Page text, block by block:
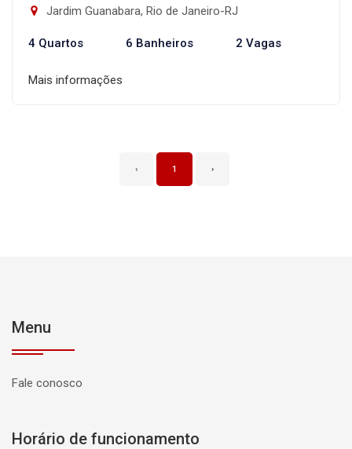
Jardim Guanabara, Rio de Janeiro-RJ
4 Quartos 6 Banheiros 2 Vagas
Mais informações
‹ 1 ›
Menu
Fale conosco
Horário de funcionamento